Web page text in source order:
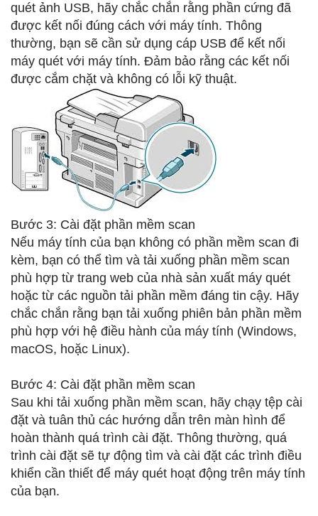
quét ảnh USB, hãy chắc chắn rằng phần cứng đã
được kết nối đúng cách với máy tính. Thông
thường, bạn sẽ cần sử dụng cáp USB để kết nối
máy quét với máy tính. Đảm bảo rằng các kết nối
được cắm chặt và không có lỗi kỹ thuật.
Bước 3: Cài đặt phần mềm scan
Nếu máy tính của bạn không có phần mềm scan đi
kèm, bạn có thể tìm và tải xuống phần mềm scan
phù hợp từ trang web của nhà sản xuất máy quét
hoặc từ các nguồn tải phần mềm đáng tin cậy. Hãy
chắc chắn rằng bạn tải xuống phiên bản phần mềm
phù hợp với hệ điều hành của máy tính (Windows,
macOS, hoặc Linux).
Bước 4: Cài đặt phần mềm scan
Sau khi tải xuống phần mềm scan, hãy chạy tệp cài
đặt và tuân thủ các hướng dẫn trên màn hình để
hoàn thành quá trình cài đặt. Thông thường, quá
trình cài đặt sẽ tự động tìm và cài đặt các trình điều
khiển cần thiết để máy quét hoạt động trên máy tính
của bạn.